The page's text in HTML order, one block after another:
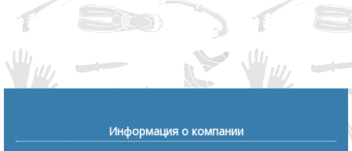
Информация о компании